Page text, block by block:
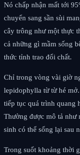
Nó chấp nhận mất tới
chuyển sang sần sùi
cây trông như một thực
cả những gì mầm sống
thức tỉnh trao đổi chất.
Chỉ trong vòng vài giờ
lepidophylla từ từ hé
tiếp tục quá trình quang
Thường được mô tả như
sinh có thể sống lại sau
Trong suốt khoảng thời